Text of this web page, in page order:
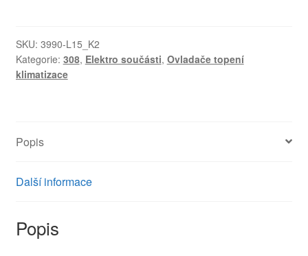
Peugeot
308
96850724XT
SKU: 3990-L15_K2
Kategorie: 308, Elektro součásti, Ovladače topení
klimatizace
Popis
Další informace
Popis